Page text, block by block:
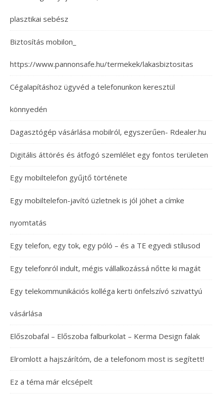
plasztikai sebész
Biztosítás mobilon_
https://www.pannonsafe.hu/termekek/lakasbiztositas
Cégalapításhoz ügyvéd a telefonunkon keresztül
könnyedén
Dagasztógép vásárlása mobilról, egyszerűen- Rdealer.hu
Digitális áttörés és átfogó szemlélet egy fontos területen
Egy mobiltelefon gyűjtő története
Egy mobiltelefon-javító üzletnek is jól jöhet a címke
nyomtatás
Egy telefon, egy tok, egy póló – és a TE egyedi stílusod
Egy telefonról indult, mégis vállalkozássá nőtte ki magát
Egy telekommunikációs kolléga kerti önfelszívó szivattyú
vásárlása
Előszobafal – Előszoba falburkolat – Kerma Design falak
Elromlott a hajszárítóm, de a telefonom most is segített!
Ez a téma már elcsépelt